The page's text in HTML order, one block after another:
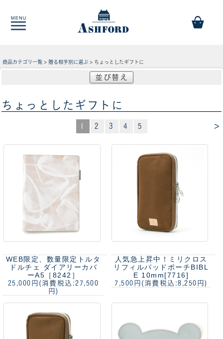
商品カテゴリ一覧 > 贈る相手別に選ぶ > ちょっとしたギフトに
並び替え
ちょっとしたギフトに
>
1 2 3 4 5
WEB限定、数量限定 トルタ
ドルチェ ダイアリーカバ
ーA5［8242］
25,000円 (消費税込:27,500
円)
人気急上昇中！
ミリクロス
リフィルパッドポーチBIBL
E 10mm[7716]
7,500円 (消費税込:8,250円)